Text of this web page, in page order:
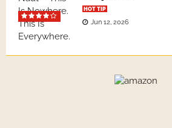
HOT TIP
Jun 12, 2026